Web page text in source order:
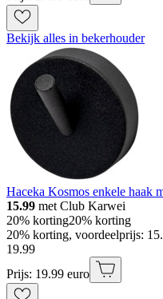
Bekijk alles in bekerhouder
Haceka Kosmos enkele haak
15.99 met Club Karwei
20% korting20% korting
20% korting, voordeelprijs:
19.99
Prijs: 19.99 euro